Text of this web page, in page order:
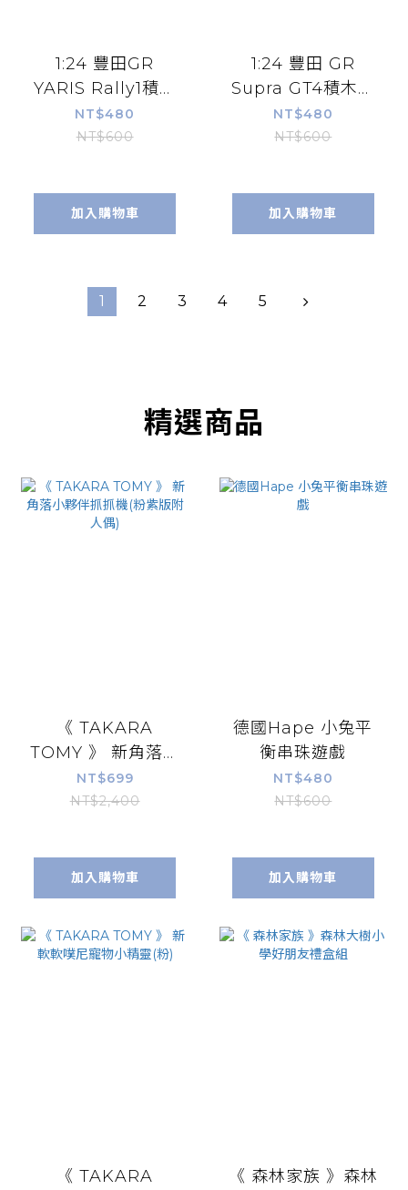
1:24 豐田GR
YARIS Rally1積木
車 C55039W
NT$480
NT$600
加入購物車
1:24 豐田 GR
Supra GT4積木車
C55041W
NT$480
NT$600
加入購物車
1 2 3 4 5
精選商品
《 TAKARA
TOMY 》 新角落小
夥伴抓抓機(粉紫版
附人偶)
NT$699
NT$2,400
加入購物車
德國Hape 小兔平
衡串珠遊戲
NT$480
NT$600
加入購物車
《 TAKARA
《 森林家族 》森林